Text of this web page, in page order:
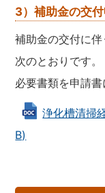
3）補助金の交
補助金の交付に
次のとおりです。
必要書類を申請書
浄化槽清掃
B)